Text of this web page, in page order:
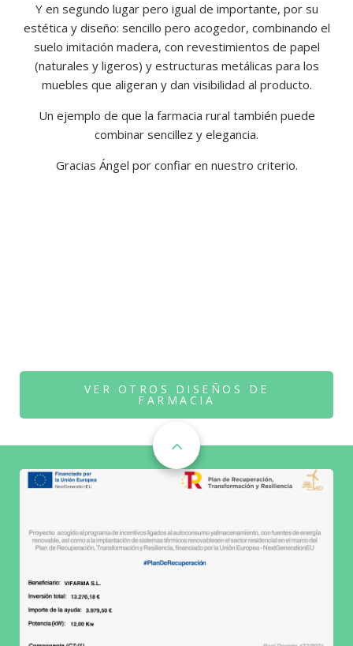
Y en segundo lugar pero igual de importante, por su
estética y diseño: sencillo pero acogedor, combinando el
suelo imitación madera, con revestimientos de papel
(naturales y ligeros) y estructuras metálicas para los
muebles que aligeran y dan visibilidad al producto.
Un ejemplo de que la farmacia rural también puede
combinar sencillez y elegancia.
Gracias Ángel por confiar en nuestro criterio.
VER OTROS DISEÑOS DE
FARMACIA